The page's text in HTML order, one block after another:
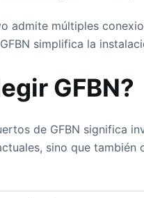
admite múltiples
simplifica la
GFBN?
de GFBN significa
sino que